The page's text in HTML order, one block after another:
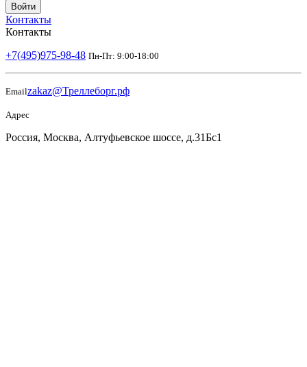
Войти
Контакты
Контакты
+7(495)975-98-48 Пн-Пт: 9:00-18:00
Emailzakaz@Треллеборг.рф
Адрес
Россия, Москва, Алтуфьевское шоссе, д.31Бс1